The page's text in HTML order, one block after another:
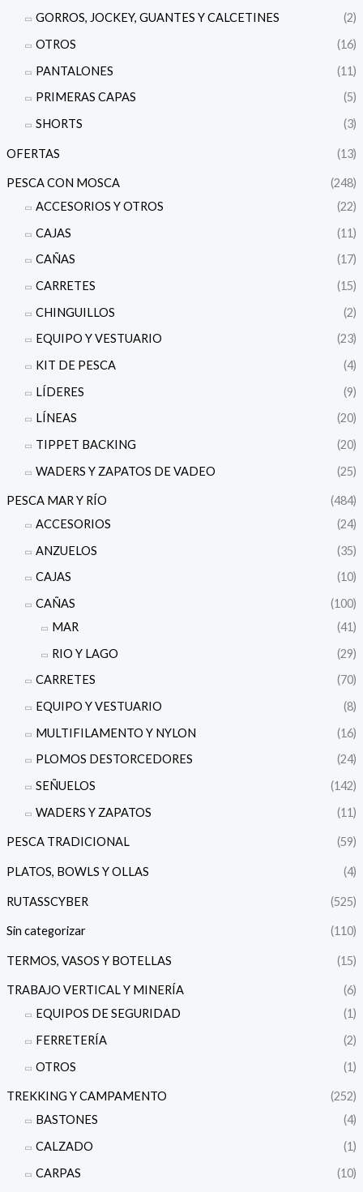
GORROS, JOCKEY, GUANTES Y CALCETINES
(2)
OTROS
(16)
PANTALONES
(11)
PRIMERAS CAPAS
(5)
SHORTS
(3)
OFERTAS (13)
PESCA CON MOSCA
(248)
ACCESORIOS Y OTROS
(22)
CAJAS
(11)
CAÑAS
(17)
CARRETES
(15)
CHINGUILLOS
(2)
EQUIPO Y VESTUARIO
(23)
KIT DE PESCA
(4)
LÍDERES
(9)
LÍNEAS
(20)
TIPPET BACKING
(20)
WADERS Y ZAPATOS DE VADEO
(25)
PESCA MAR Y RÍO
(484)
ACCESORIOS
(24)
ANZUELOS
(35)
CAJAS
(10)
CAÑAS
(100)
MAR
(41)
RIO Y LAGO
(29)
CARRETES
(70)
EQUIPO Y VESTUARIO
(8)
MULTIFILAMENTO Y NYLON
(16)
PLOMOS DESTORCEDORES
(24)
SEÑUELOS
(142)
WADERS Y ZAPATOS
(11)
PESCA TRADICIONAL (59)
PLATOS, BOWLS Y OLLAS (4)
RUTASSCYBER (525)
Sin categorizar (110)
TERMOS, VASOS Y BOTELLAS (15)
TRABAJO VERTICAL Y MINERÍA
(6)
EQUIPOS DE SEGURIDAD
(1)
FERRETERÍA
(2)
OTROS
(1)
TREKKING Y CAMPAMENTO
(252)
BASTONES
(4)
CALZADO
(1)
CARPAS
(10)